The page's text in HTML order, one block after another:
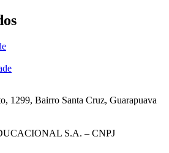
1299, Bairro Santa Cruz, Guarapuava
S.A. – CNPJ